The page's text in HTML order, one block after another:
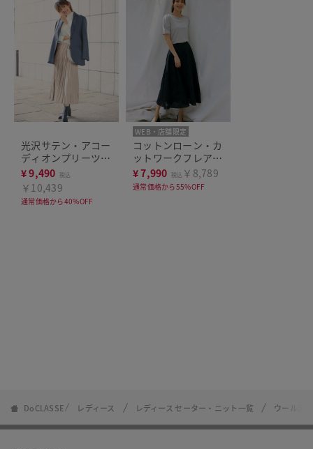
光沢サテン・アコー
ディオンプリーツス
カート
¥9,490 税込
￥10,439
通常価格から40%OFF
WEB・店舗限定
コットンローン・カ
ットワークフレアス
カート
¥7,990 税込 ￥8,789
通常価格から55%OFF
DoCLASSE レディース レディース セーター・ニット一覧 ウール混